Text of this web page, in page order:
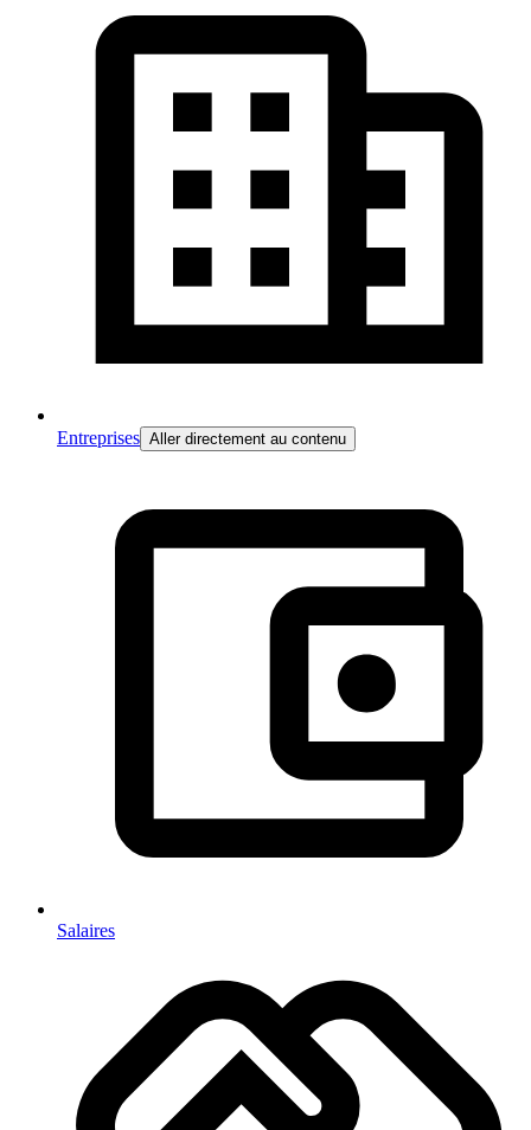
Entreprises Aller directement au contenu
Salaires